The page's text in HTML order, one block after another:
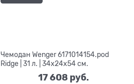
Чемодан Wenger 6171014154.pod
Ridge | 31 л. | 34x24x54 см.
17 608 руб.